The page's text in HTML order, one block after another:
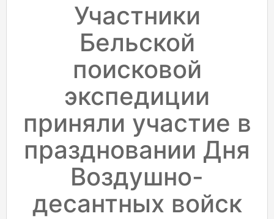
Участники
Бельской
поисковой
экспедиции
приняли участие в
праздновании Дня
Воздушно-
десантных войск